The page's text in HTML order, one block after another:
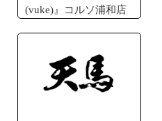
(vuke)』コルソ浦和店